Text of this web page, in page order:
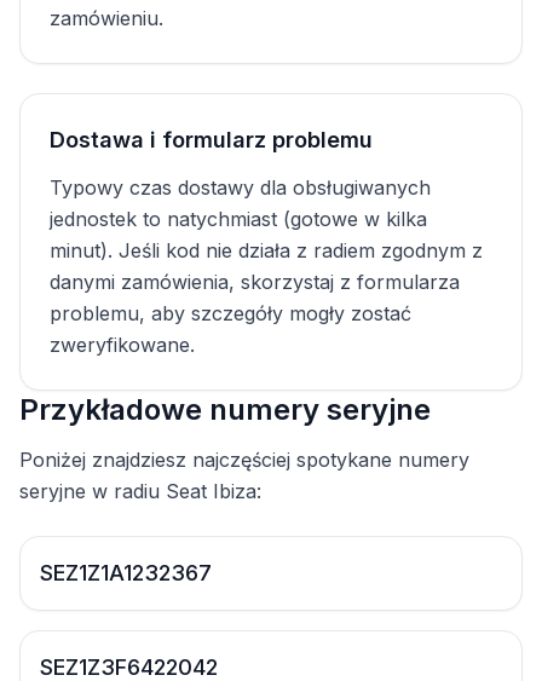
zamówieniu.
Dostawa i formularz problemu
Typowy czas dostawy dla obsługiwanych
jednostek to natychmiast (gotowe w kilka
minut). Jeśli kod nie działa z radiem zgodnym z
danymi zamówienia, skorzystaj z formularza
problemu, aby szczegóły mogły zostać
zweryfikowane.
Przykładowe numery seryjne
Poniżej znajdziesz najczęściej spotykane numery
seryjne w radiu Seat Ibiza:
SEZ1Z1A1232367
SEZ1Z3F6422042